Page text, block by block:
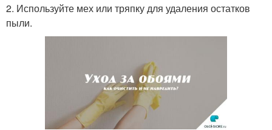
2. Используйте мех или тряпку для удаления остатков
пыли.